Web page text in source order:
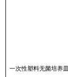
一次性塑料无菌培养皿